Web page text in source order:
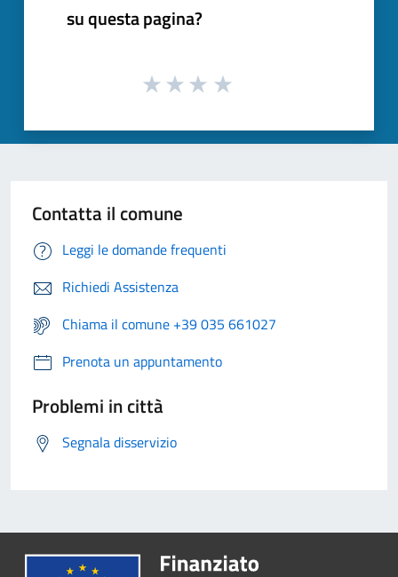
su questa pagina?
Contatta il comune
Leggi le domande frequenti
Richiedi Assistenza
Chiama il comune +39 035 661027
Prenota un appuntamento
Problemi in città
Segnala disservizio